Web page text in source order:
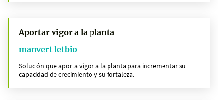
Aportar vigor a la planta
manvert letbio
Solución que aporta vigor a la planta para incrementar su
capacidad de crecimiento y su fortaleza.